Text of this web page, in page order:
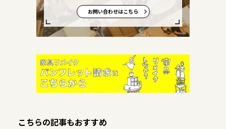
お問い合わせはこちら
こちらの記事もおすすめ